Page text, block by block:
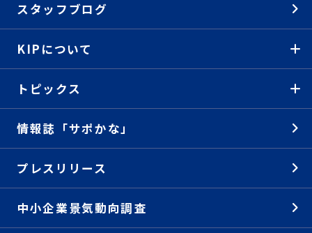
スタッフブログ
KIPについて
トピックス
情報誌「サポかな」
プレスリリース
中小企業景気動向調査